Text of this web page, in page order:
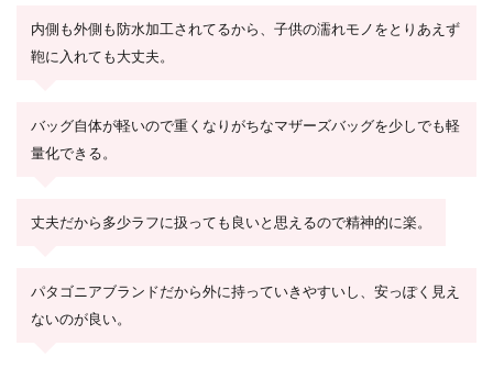
内側も外側も防水加工されてるから、子供の濡れモノをとりあえず
鞄に入れても大丈夫。
バッグ自体が軽いので重くなりがちなマザーズバッグを少しでも軽
量化できる。
丈夫だから多少ラフに扱っても良いと思えるので精神的に楽。
パタゴニアブランドだから外に持っていきやすいし、安っぽく見え
ないのが良い。